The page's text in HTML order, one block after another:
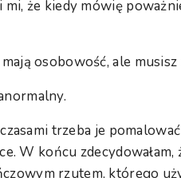
że kiedy mówię
osobowość, ale
trzeba je
W końcu
rzutem, którego